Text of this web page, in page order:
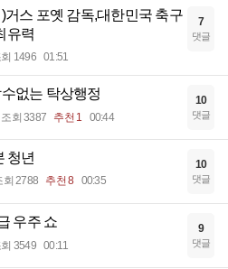
거스 포옛 감독,대한민국 축구
유력
1496 01:51
7
댓글
없는 탁상행정
조회 3387 추천 1 00:44
10
댓글
청년
회 2788 추천 8 00:35
10
댓글
우주 쇼
3549 00:11
9
댓글